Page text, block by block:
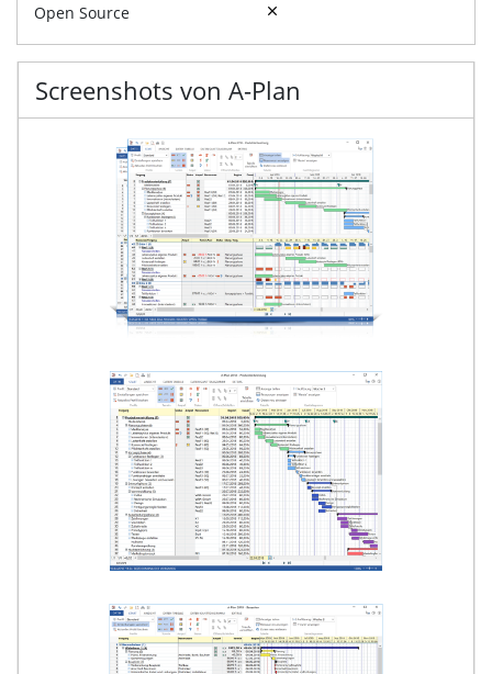
Open Source
Screenshots von A-Plan